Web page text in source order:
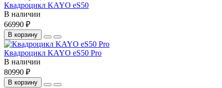
Квадроцикл KAYO еS50
В наличии
66990 ₽
В корзину
Квадроцикл KAYO еS50 Pro
В наличии
80990 ₽
В корзину